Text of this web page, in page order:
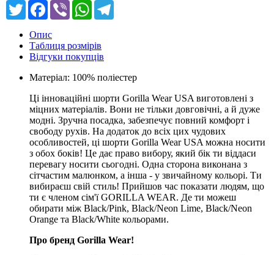
TwitterFacebook
Viber WhatsApp
Опис
Таблиця розмірів
Відгуки покупців
Матеріал: 100% поліестер
Ці інноваційні шорти Gorilla Wear USA виготовлені з
міцних матеріалів. Вони не тільки довговічні, а й дуже
модні. Зручна посадка, забезпечує повний комфорт і
свободу рухів. На додаток до всіх цих чудових
особливостей, ці шорти Gorilla Wear USA можна носити
з обох боків! Це дає право вибору, який бік ти віддаси
перевагу носити сьогодні. Одна сторона виконана з
сітчастим малюнком, а інша - у звичайному кольорі. Ти
вибираєш свій стиль! Прийшов час показати людям, що
ти є членом сім'ї GORILLA WEAR. Де ти можеш
обирати між Black/Pink, Black/Neon Lime, Black/Neon
Orange та Black/White кольорами.
Про бренд Gorilla Wear!